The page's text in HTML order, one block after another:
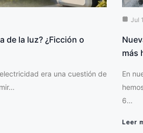
de la luz? ¿Ficción o
era una cuestión de
Jul
más
En
6…
Leer